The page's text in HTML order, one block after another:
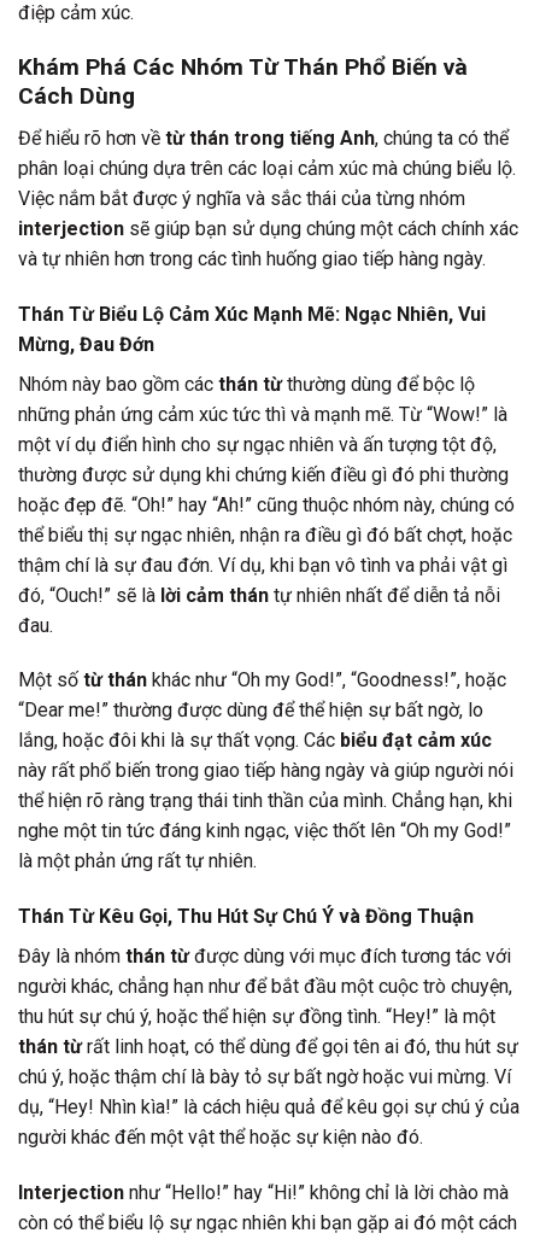
điệp cảm xúc.
Khám Phá Các Nhóm Từ Thán Phổ Biến và
Cách Dùng
Để hiểu rõ hơn về từ thán trong tiếng Anh, chúng ta có thể
phân loại chúng dựa trên các loại cảm xúc mà chúng biểu lộ.
Việc nắm bắt được ý nghĩa và sắc thái của từng nhóm
interjection sẽ giúp bạn sử dụng chúng một cách chính xác
và tự nhiên hơn trong các tình huống giao tiếp hàng ngày.
Thán Từ Biểu Lộ Cảm Xúc Mạnh Mẽ: Ngạc Nhiên, Vui
Mừng, Đau Đớn
Nhóm này bao gồm các thán từthường dùng để bộc lộ
những phản ứng cảm xúc tức thì và mạnh mẽ. Từ “Wow!” là
một ví dụ điển hình cho sự ngạc nhiên và ấn tượng tột độ,
thường được sử dụng khi chứng kiến điều gì đó phi thường
hoặc đẹp đẽ. “Oh!” hay “Ah!” cũng thuộc nhóm này, chúng có
thể biểu thị sự ngạc nhiên, nhận ra điều gì đó bất chợt, hoặc
thậm chí là sự đau đớn. Ví dụ, khi bạn vô tình va phải vật gì
đó, “Ouch!” sẽ là lời cảm thán tự nhiên nhất để diễn tả nỗi
đau.
Một số từ thán khác như “Oh my God!”, “Goodness!”, hoặc
“Dear me!” thường được dùng để thể hiện sự bất ngờ, lo
lắng, hoặc đôi khi là sự thất vọng. Các biểu đạt cảm xúc
này rất phổ biến trong giao tiếp hàng ngày và giúp người nói
thể hiện rõ ràng trạng thái tinh thần của mình. Chẳng hạn, khi
nghe một tin tức đáng kinh ngạc, việc thốt lên “Oh my God!”
là một phản ứng rất tự nhiên.
Thán Từ Kêu Gọi, Thu Hút Sự Chú Ý và Đồng Thuận
Đây là nhóm thán từđược dùng với mục đích tương tác với
người khác, chẳng hạn như để bắt đầu một cuộc trò chuyện,
thu hút sự chú ý, hoặc thể hiện sự đồng tình. “Hey!” là một
thán từrất linh hoạt, có thể dùng để gọi tên ai đó, thu hút sự
chú ý, hoặc thậm chí là bày tỏ sự bất ngờ hoặc vui mừng. Ví
dụ, “Hey! Nhìn kìa!” là cách hiệu quả để kêu gọi sự chú ý của
người khác đến một vật thể hoặc sự kiện nào đó.
Interjection như “Hello!” hay “Hi!” không chỉ là lời chào mà
còn có thể biểu lộ sự ngạc nhiên khi bạn gặp ai đó một cách